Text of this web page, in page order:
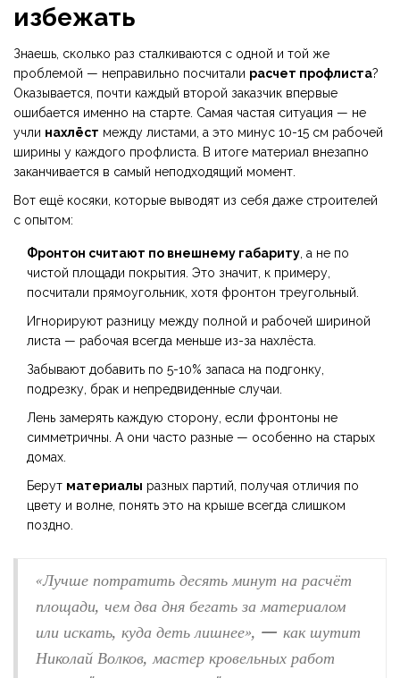
избежать
Знаешь, сколько раз сталкиваются с одной и той же
проблемой — неправильно посчитали расчет профлиста?
Оказывается, почти каждый второй заказчик впервые
ошибается именно на старте. Самая частая ситуация — не
учли нахлёст между листами, а это минус 10-15 см рабочей
ширины у каждого профлиста. В итоге материал внезапно
заканчивается в самый неподходящий момент.
Вот ещё косяки, которые выводят из себя даже строителей
с опытом:
Фронтон считают по внешнему габариту, а не по
чистой площади покрытия. Это значит, к примеру,
посчитали прямоугольник, хотя фронтон треугольный.
Игнорируют разницу между полной и рабочей шириной
листа — рабочая всегда меньше из-за нахлёста.
Забывают добавить по 5-10% запаса на подгонку,
подрезку, брак и непредвиденные случаи.
Лень замерять каждую сторону, если фронтоны не
симметричны. А они часто разные — особенно на старых
домах.
Берут материалы разных партий, получая отличия по
цвету и волне, понять это на крыше всегда слишком
поздно.
«Лучше потратить десять минут на расчёт
площади, чем два дня бегать за материалом
или искать, куда деть лишнее», — как шутит
Николай Волков, мастер кровельных работ